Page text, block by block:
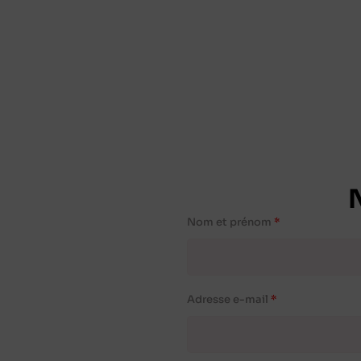
Nom et prénom
Adresse e-mail